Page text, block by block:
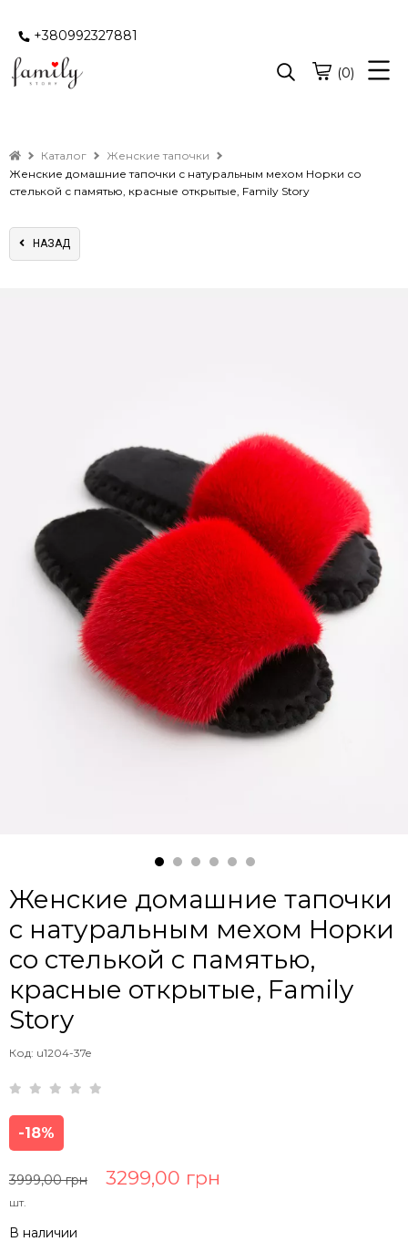
+380992327881
(0)
Каталог
Женские тапочки
Женские домашние тапочки с натуральным мехом Норки со
стелькой с памятью, красные открытые, Family Story
НАЗАД
Женские домашние тапочки
с натуральным мехом Норки
со стелькой с памятью,
красные открытые, Family
Story
Код: u1204-37e
-18%
3999,00 грн 3299,00 грн
шт.
В наличии